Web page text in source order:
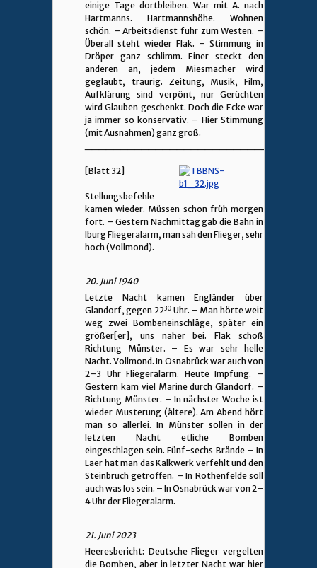
einige Tage dortbleiben. War mit A. nach
Hartmanns. Hartmannshöhe. Wohnen
schön. – Arbeitsdienst fuhr zum Westen. –
Überall steht wieder Flak. – Stimmung in
Dröper ganz schlimm. Einer steckt den
anderen an, jedem Miesmacher wird
geglaubt, traurig. Zeitung, Musik, Film,
Aufklärung sind verpönt, nur Gerüchten
wird Glauben geschenkt. Doch die Ecke war
ja immer so konservativ. – Hier Stimmung
(mit Ausnahmen) ganz groß.
[Blatt 32]
Stellungsbefehle
kamen wieder. Müssen schon früh morgen
fort. – Gestern Nachmittag gab die Bahn in
Iburg Fliegeralarm, man sah den Flieger, sehr
hoch (Vollmond).
20. Juni 1940
Letzte Nacht kamen Engländer über
Glandorf, gegen 2230 Uhr. – Man hörte weit
weg zwei Bombeneinschläge, später ein
größer[er], uns naher bei. Flak schoß
Richtung Münster. – Es war sehr helle
Nacht. Vollmond. In Osnabrück war auch von
2–3 Uhr Fliegeralarm. Heute Impfung. –
Gestern kam viel Marine durch Glandorf. –
Richtung Münster. – In nächster Woche ist
wieder Musterung (ältere). Am Abend hört
man so allerlei. In Münster sollen in der
letzten Nacht etliche Bomben
eingeschlagen sein. Fünf-sechs Brände – In
Laer hat man das Kalkwerk verfehlt und den
Steinbruch getroffen. – In Rothenfelde soll
auch was los sein. – In Osnabrück war von 2–
4 Uhr der Fliegeralarm.
21. Juni 2023
Heeresbericht: Deutsche Flieger vergelten
die Bomben, aber in letzter Nacht war hier